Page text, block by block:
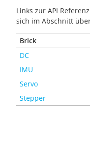
Links zur API
sich im Abschnitt
Brick
DC
IMU
Servo
Stepper